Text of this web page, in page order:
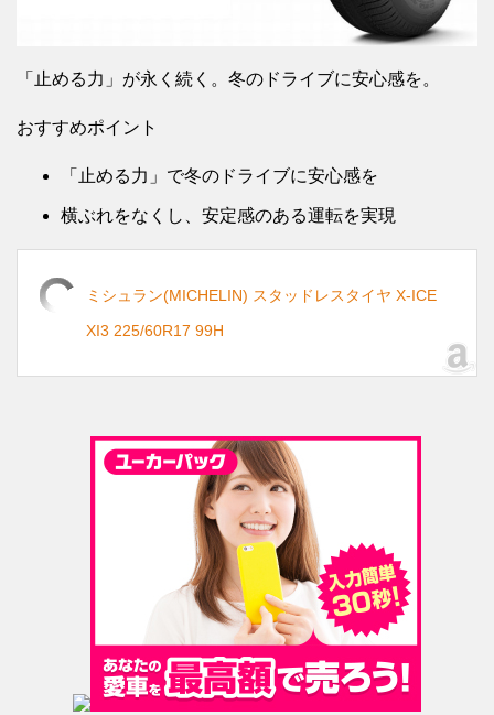
「止める力」が永く続く。冬のドライブに安心感を。
おすすめポイント
「止める力」で冬のドライブに安心感を
横ぶれをなくし、安定感のある運転を実現
ミシュラン(MICHELIN) スタッドレスタイヤ X-ICE
XI3 225/60R17 99H